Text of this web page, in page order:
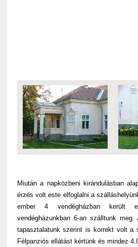
Miután a napközbeni kirándulásban
érzés volt este elfoglalni a
ember 4 vendégházban került
vendégházunkban 6-an szálltunk
tapasztalatunk szerint is korrekt volt a
Félpanziós ellátást kértünk és mindez